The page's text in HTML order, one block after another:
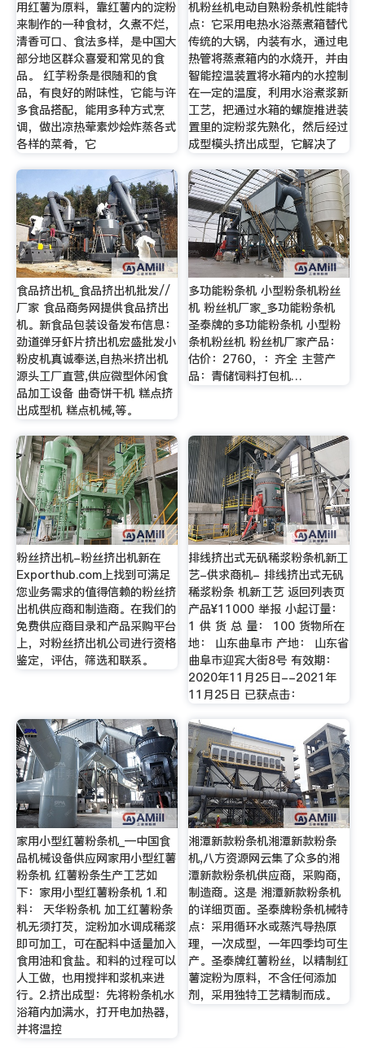
用红薯为原料，靠红薯内的淀粉
来制作的一种食材，久煮不烂，
清香可口、食法多样，是中国大
部分地区群众喜爱和常见的食
品。 红芋粉条是很随和的食
品，有良好的附味性，它能与许
多食品搭配，能用多种方式烹
调，做出凉热荤素炒烩炸蒸各式
各样的菜肴，它
机粉丝机电动自熟粉条机性能特
点：它采用电热水浴蒸煮箱替代
传统的大锅，内装有水，通过电
热管将蒸煮箱内的水烧开，并由
智能控温装置将水箱内的水控制
在一定的温度，利用水浴煮浆新
工艺，把通过水箱的螺旋推进装
置里的淀粉浆先熟化，然后经过
成型模头挤出成型，它解决了
食品挤出机_食品挤出机批发//
厂家 食品商务网提供食品挤出
机。新食品包装设备发布信息：
劲道弹牙虾片挤出机宏盛批发小
粉皮机真诚奉送,自热米挤出机
源头工厂直营,供应微型休闲食
品加工设备 曲奇饼干机 糕点挤
出成型机 糕点机械,等。
多功能粉条机 小型粉条机粉丝
机 粉丝机厂家_多功能粉条机
圣泰牌的多功能粉条机 小型粉
条机粉丝机 粉丝机厂家产品：
估价：2760，：齐全 主营产
品：青储饲料打包机…
粉丝挤出机-粉丝挤出机新在
Exporthub.com上找到可满足
您业务需求的值得信赖的粉丝挤
出机供应商和制造商。在我们的
免费供应商目录和产品采购平台
上，对粉丝挤出机公司进行资格
鉴定，评估，筛选和联系。
排线挤出式无矾稀浆粉条机新工
艺-供求商机- 排线挤出式无矾
稀浆粉条 机新工艺 返回列表页
产品¥11000 举报 小起订量：
1 供 货 总 量： 100 货物所在
地： 山东曲阜市 产地： 山东省
曲阜市迎宾大街8号 有效期：
2020年11月25日--2021年
11月25日 已获点击：
家用小型红薯粉条机_—中国食
品机械设备供应网家用小型红薯
粉条机 红薯粉条生产工艺如
下：家用小型红薯粉条机 1.和
料： 天华粉条机 加工红薯粉条
机无须打芡，淀粉加水调成稀浆
即可加工，可在配料中适量加入
食用油和食盐。和料的过程可以
人工做，也用搅拌和浆机来进
行。2.挤出成型：先将粉条机水
浴箱内加满水，打开电加热器，
并将温控
湘潭新款粉条机湘潭新款粉条
机,八方资源网云集了众多的湘
潭新款粉条机供应商，采购商，
制造商。这是 湘潭新款粉条机
的详细页面。圣泰牌粉条机械特
点：采用循环水或蒸汽导热原
理，一次成型，一年四季均可生
产。圣泰牌红薯粉丝，以精制红
薯淀粉为原料，不含任何添加
剂，采用独特工艺精制而成。